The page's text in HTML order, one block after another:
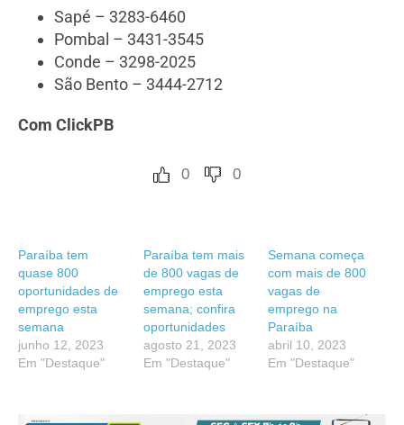
Sapé – 3283-6460
Pombal – 3431-3545
Conde – 3298-2025
São Bento – 3444-2712
Com ClickPB
0 0
Paraíba tem
quase 800
oportunidades de
emprego esta
semana
junho 12, 2023
Em "Destaque"
Paraíba tem mais
de 800 vagas de
emprego esta
semana; confira
oportunidades
agosto 21, 2023
Em "Destaque"
Semana começa
com mais de 800
vagas de
emprego na
Paraíba
abril 10, 2023
Em "Destaque"